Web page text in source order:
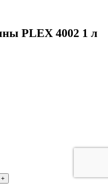
PLEX 4002 1 л
+